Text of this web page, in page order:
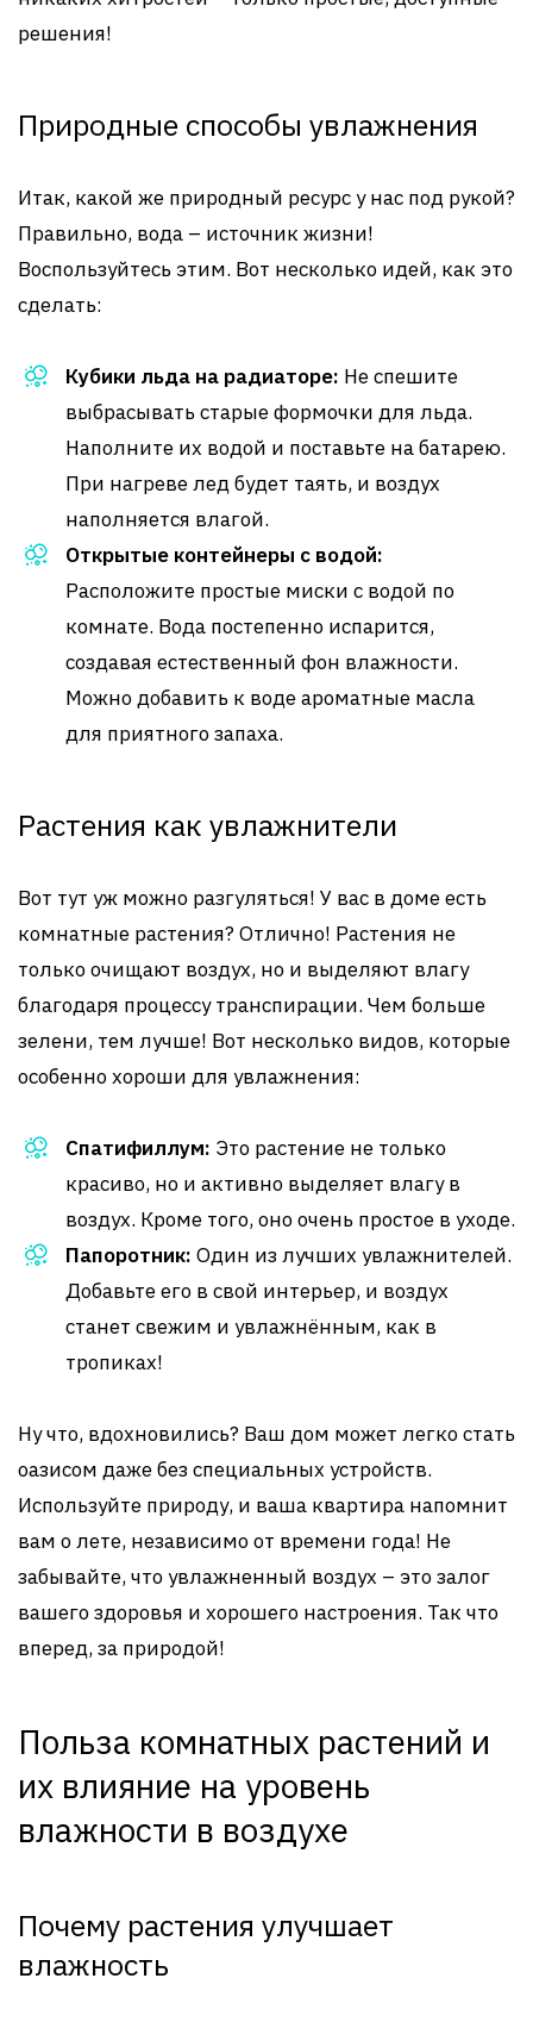
решения!
Природные способы увлажнения
Итак, какой же природный ресурс у нас под рукой?
Правильно, вода – источник жизни!
Воспользуйтесь этим. Вот несколько идей, как это
сделать:
Кубики льда на радиаторе: Не спешите
выбрасывать старые формочки для льда.
Наполните их водой и поставьте на батарею.
При нагреве лед будет таять, и воздух
наполняется влагой.
Открытые контейнеры с водой:
Расположите простые миски с водой по
комнате. Вода постепенно испарится,
создавая естественный фон влажности.
Можно добавить к воде ароматные масла
для приятного запаха.
Растения как увлажнители
Вот тут уж можно разгуляться! У вас в доме есть
комнатные растения? Отлично! Растения не
только очищают воздух, но и выделяют влагу
благодаря процессу транспирации. Чем больше
зелени, тем лучше! Вот несколько видов, которые
особенно хороши для увлажнения:
Спатифиллум: Это растение не только
красиво, но и активно выделяет влагу в
воздух. Кроме того, оно очень простое в уходе.
Папоротник: Один из лучших увлажнителей.
Добавьте его в свой интерьер, и воздух
станет свежим и увлажнённым, как в
тропиках!
Ну что, вдохновились? Ваш дом может легко стать
оазисом даже без специальных устройств.
Используйте природу, и ваша квартира напомнит
вам о лете, независимо от времени года! Не
забывайте, что увлажненный воздух – это залог
вашего здоровья и хорошего настроения. Так что
вперед, за природой!
Польза комнатных растений и
их влияние на уровень
влажности в воздухе
Почему растения улучшает
влажность